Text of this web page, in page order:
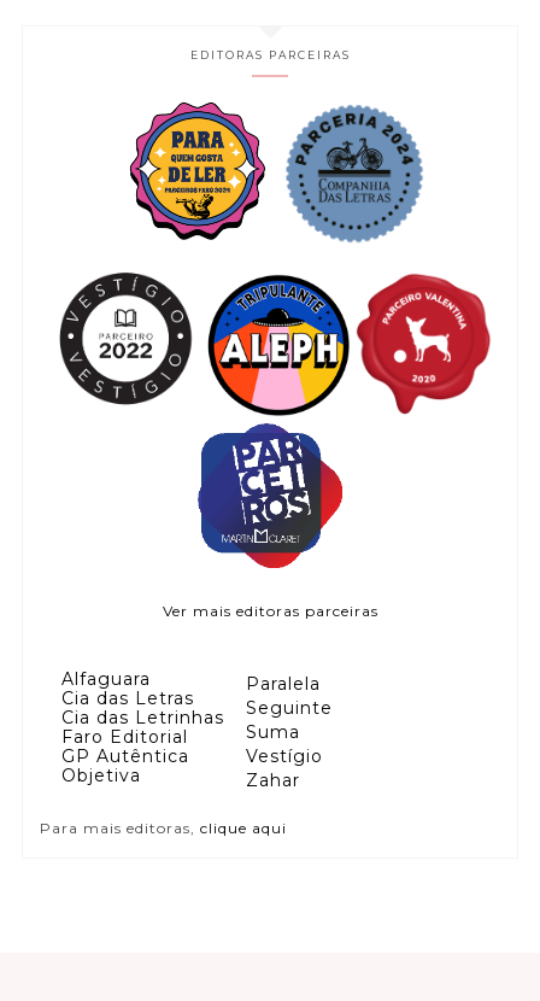
EDITORAS PARCEIRAS
Ver mais editoras parceiras
Alfaguara
Cia das Letras
Cia das Letrinhas
Faro Editorial
GP Autêntica
Objetiva
Paralela
Seguinte
Suma
Vestígio
Zahar
Para mais editoras, clique aqui